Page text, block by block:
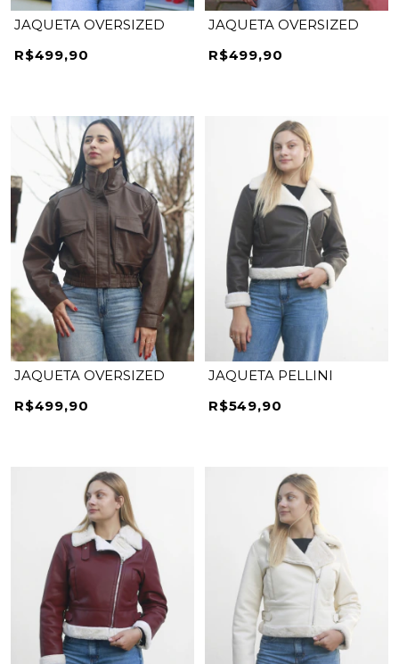
JAQUETA OVERSIZED
R$499,90
JAQUETA OVERSIZED
R$499,90
JAQUETA OVERSIZED
R$499,90
JAQUETA PELLINI
R$549,90